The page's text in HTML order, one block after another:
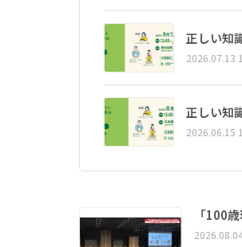
正しい知
2026.07.13
正しい知
2026.06.15
「100